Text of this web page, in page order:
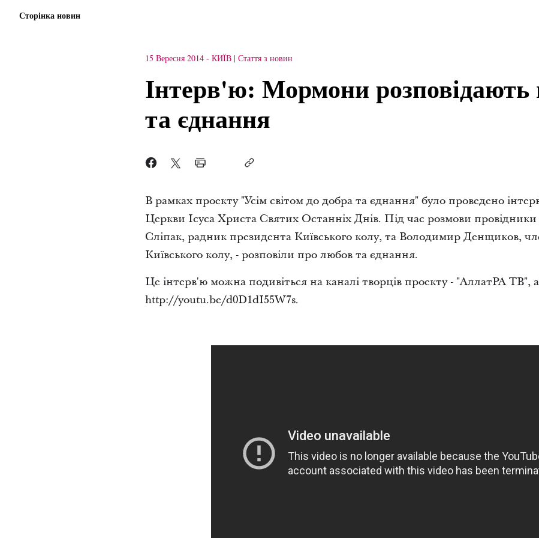
Сторінка новин
15 Вересня 2014 - КИЇВ Стаття з новин
Інтерв'ю: Мормони
та єднання
В рамках проекту "Усім світом до добра та єднання" було проведено
Церкви Ісуса Христа Святих Останніх Днів. Під час розмови
Сліпак, радник президента Київського колу, та Володимир Денщиков,
Київського колу, - розповіли про любов та єднання.
Це інтерв'ю можна подивіться на каналі творців проекту - "АллатРА ТВ",
http://youtu.be/d0D1dI55W7s.